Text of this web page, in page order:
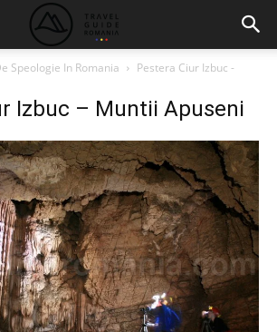
Speologie In Romania
Pestera Ciur Izbuc -
Izbuc – Muntii Apuseni